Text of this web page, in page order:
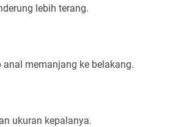
lebih terang.
memanjang ke belakang.
ukuran kepalanya.